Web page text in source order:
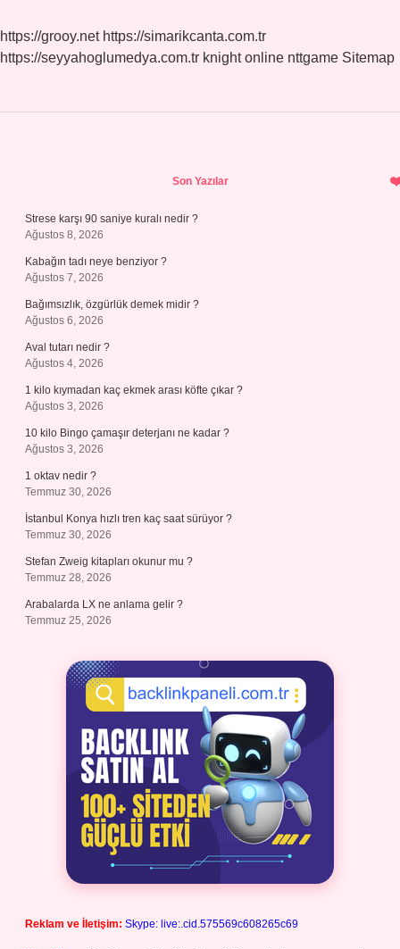
https://grooy.net https://simarikcanta.com.tr
https://seyyahoglumedya.com.tr knight online nttgame Sitemap
Son Yazılar
Strese karşı 90 saniye kuralı nedir ?
Ağustos 8, 2026
Kabağın tadı neye benziyor ?
Ağustos 7, 2026
Bağımsızlık, özgürlük demek midir ?
Ağustos 6, 2026
Aval tutarı nedir ?
Ağustos 4, 2026
1 kilo kıymadan kaç ekmek arası köfte çıkar ?
Ağustos 3, 2026
10 kilo Bingo çamaşır deterjanı ne kadar ?
Ağustos 3, 2026
1 oktav nedir ?
Temmuz 30, 2026
İstanbul Konya hızlı tren kaç saat sürüyor ?
Temmuz 30, 2026
Stefan Zweig kitapları okunur mu ?
Temmuz 28, 2026
Arabalarda LX ne anlama gelir ?
Temmuz 25, 2026
Reklam ve İletişim: Skype: live:.cid.575569c608265c69